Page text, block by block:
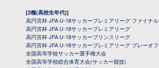
[2種(高校生年代)]
高円宮杯 JFA U-18サッカープレミアリーグ ファイナル
高円宮杯 JFA U-18サッカープレミアリーグ
高円宮杯 JFA U-18サッカープリンスリーグ
高円宮杯 JFA U-18サッカープレミアリーグ プレーオフ
全国高等学校サッカー選手権大会
全国高等学校総合体育大会(サッカー競技)